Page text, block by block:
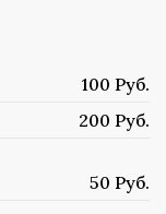
100 Руб.
200 Руб.
50 Руб.